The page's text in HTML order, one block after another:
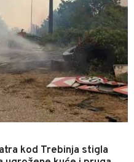
kod Trebinja stigla